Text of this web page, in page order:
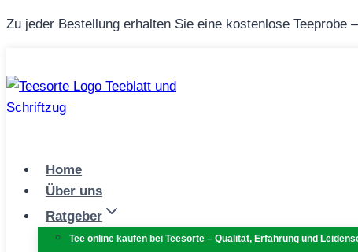
Zum
Zu jeder Bestellung erhalten Sie eine kostenlose Teeprobe
Home
Über uns
Ratgeber
Tee online kaufen bei Teesorte – Qualität, Erfahrung und